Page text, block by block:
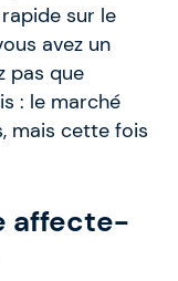
sur le
avez un
pas que
: le marché
mais cette fois
affecte-